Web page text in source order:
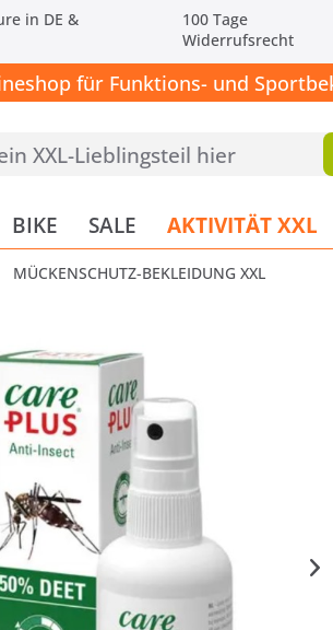
in DE &
100 Tage
Widerrufsrecht
für Funktions- und
BIKE SALE AKTIVITÄT XXL
MÜCKENSCHUTZ-BEKLEIDUNG XXL